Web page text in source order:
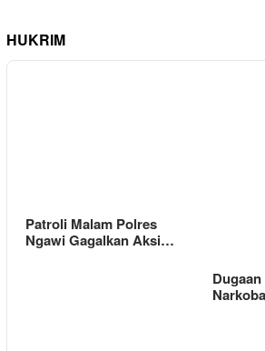
HUKRIM
Patroli Malam Polres
Ngawi Gagalkan Aksi…